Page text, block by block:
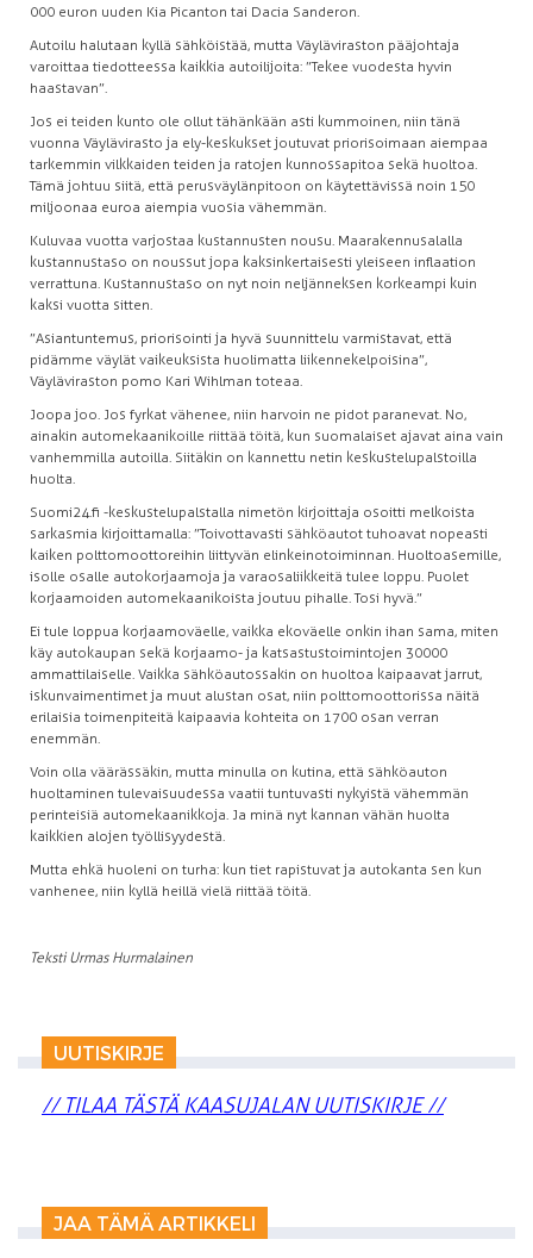
000 euron uuden Kia Picanton tai Dacia Sanderon.
Autoilu halutaan kyllä sähköistää, mutta Väyläviraston pääjohtaja
varoittaa tiedotteessa kaikkia autoilijoita: ”Tekee vuodesta hyvin
haastavan”.
Jos ei teiden kunto ole ollut tähänkään asti kummoinen, niin tänä
vuonna Väylävirasto ja ely-keskukset joutuvat priorisoimaan aiempaa
tarkemmin vilkkaiden teiden ja ratojen kunnossapitoa sekä huoltoa.
Tämä johtuu siitä, että perusväylänpitoon on käytettävissä noin 150
miljoonaa euroa aiempia vuosia vähemmän.
Kuluvaa vuotta varjostaa kustannusten nousu. Maarakennusalalla
kustannustaso on noussut jopa kaksinkertaisesti yleiseen inflaation
verrattuna. Kustannustaso on nyt noin neljänneksen korkeampi kuin
kaksi vuotta sitten.
”Asiantuntemus, priorisointi ja hyvä suunnittelu varmistavat, että
pidämme väylät vaikeuksista huolimatta liikennekelpoisina”,
Väyläviraston pomo Kari Wihlman toteaa.
Joopa joo. Jos fyrkat vähenee, niin harvoin ne pidot paranevat. No,
ainakin automekaanikoille riittää töitä, kun suomalaiset ajavat aina vain
vanhemmilla autoilla. Siitäkin on kannettu netin keskustelupalstoilla
huolta.
Suomi24.fi -keskustelupalstalla nimetön kirjoittaja osoitti melkoista
sarkasmia kirjoittamalla: ”Toivottavasti sähköautot tuhoavat nopeasti
kaiken polttomoottoreihin liittyvän elinkeinotoiminnan. Huoltoasemille,
isolle osalle autokorjaamoja ja varaosaliikkeitä tulee loppu. Puolet
korjaamoiden automekaanikoista joutuu pihalle. Tosi hyvä.”
Ei tule loppua korjaamoväelle, vaikka ekoväelle onkin ihan sama, miten
käy autokaupan sekä korjaamo- ja katsastustoimintojen 30 000
ammattilaiselle. Vaikka sähköautossakin on huoltoa kaipaavat jarrut,
iskunvaimentimet ja muut alustan osat, niin polttomoottorissa näitä
erilaisia toimenpiteitä kaipaavia kohteita on 1700 osan verran
enemmän.
Voin olla väärässäkin, mutta minulla on kutina, että sähköauton
huoltaminen tulevaisuudessa vaatii tuntuvasti nykyistä vähemmän
perinteisiä automekaanikkoja. Ja minä nyt kannan vähän huolta
kaikkien alojen työllisyydestä.
Mutta ehkä huoleni on turha: kun tiet rapistuvat ja autokanta sen kun
vanhenee, niin kyllä heillä vielä riittää töitä.
Teksti Urmas Hurmalainen
UUTISKIRJE
// TILAA TÄSTÄ KAASUJALAN UUTISKIRJE //
JAA TÄMÄ ARTIKKELI